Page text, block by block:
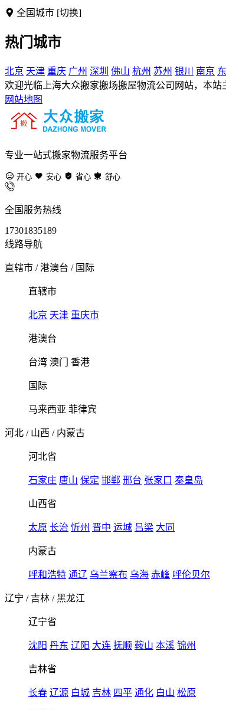
全国城市 [切换]
热门城市
北京 天津 重庆 广州 深圳 佛山 杭州 苏州 银川 南京
欢迎光临上海大众搬家搬场搬屋物流公司网站，本
网站地图
专业一站式搬家物流服务平台
开心 安心 省心 舒心
全国服务热线
17301835189
线路导航
直辖市 /港澳台 / 国际
直辖市
北京 天津 重庆市
港澳台
台湾 澳门 香港
国际
马来西亚 菲律宾
河北 / 山西 / 内蒙古
河北省
石家庄 唐山 保定 邯郸 邢台 张家口 秦皇岛
山西省
太原 长治 忻州 晋中 运城 吕梁 大同
内蒙古
呼和浩特 通辽 乌兰察布 乌海 赤峰 呼伦贝尔
辽宁 / 吉林 /黑龙江
辽宁省
沈阳 丹东 辽阳 大连 抚顺 鞍山 本溪 锦州
吉林省
长春 辽源 白城 吉林 四平 通化 白山 松原